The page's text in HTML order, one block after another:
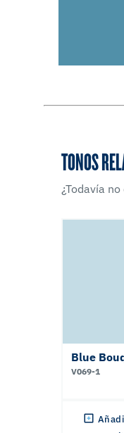
TONOS
¿Todavía
Blue
V069-1